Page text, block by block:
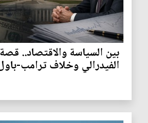
بين السياسة والاقتصاد..
الفيدرالي وخلاف ترامب-